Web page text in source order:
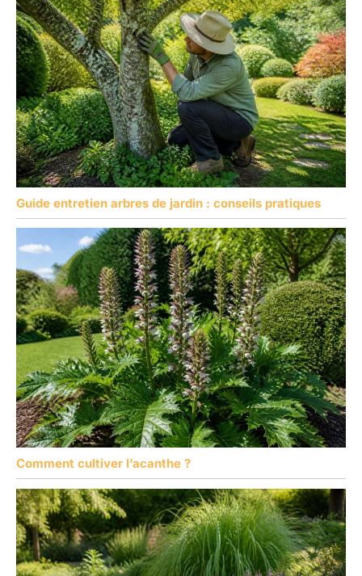
Guide entretien arbres de jardin : conseils pratiques
Comment cultiver l’acanthe ?